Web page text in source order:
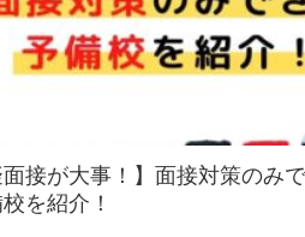
面接が大事！】面接対策のみ
を紹介！